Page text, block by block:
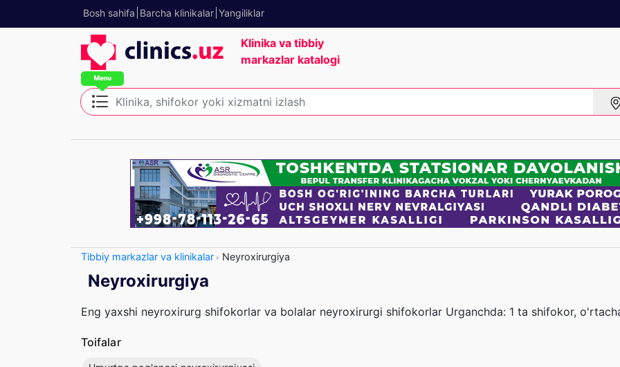
Bosh sahifa Barcha klinikalar Yangiliklar
Klinika va tibbiy
markazlar katalogi
Tibbiy markazlar va klinikalar Neyroxirurgiya
Neyroxirurgiya
Eng yaxshi neyroxirurg shifokorlar va bolalar neyroxirurgi shifokorlar Urganchda: 1 ta shifokor,
Toifalar